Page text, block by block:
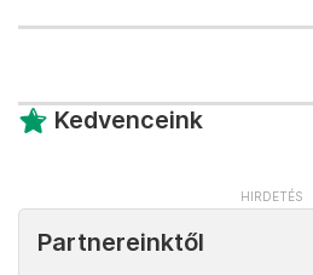
Kedvenceink
Partnereinktől